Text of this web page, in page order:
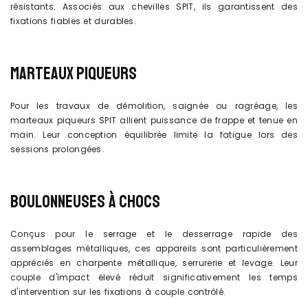
résistants. Associés aux chevilles SPIT, ils garantissent des
fixations fiables et durables.
MARTEAUX PIQUEURS
Pour les travaux de démolition, saignée ou ragréage, les
marteaux piqueurs SPIT allient puissance de frappe et tenue en
main. Leur conception équilibrée limite la fatigue lors des
sessions prolongées.
BOULONNEUSES À CHOCS
Conçus pour le serrage et le desserrage rapide des
assemblages métalliques, ces appareils sont particulièrement
appréciés en charpente métallique, serrurerie et levage. Leur
couple d'impact élevé réduit significativement les temps
d'intervention sur les fixations à couple contrôlé.